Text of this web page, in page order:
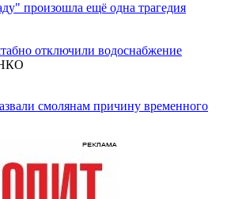
произошла ещё одна трагедия
отключили водоснабжение
смолянам причину временного